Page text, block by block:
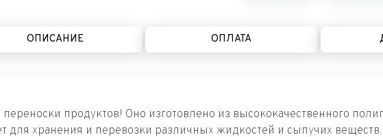
ОПИСАНИЕ ОПЛАТА
продуктов! Оно изготовлено из высококачественного
для хранения и перевозки различных жидкостей и сыпучих